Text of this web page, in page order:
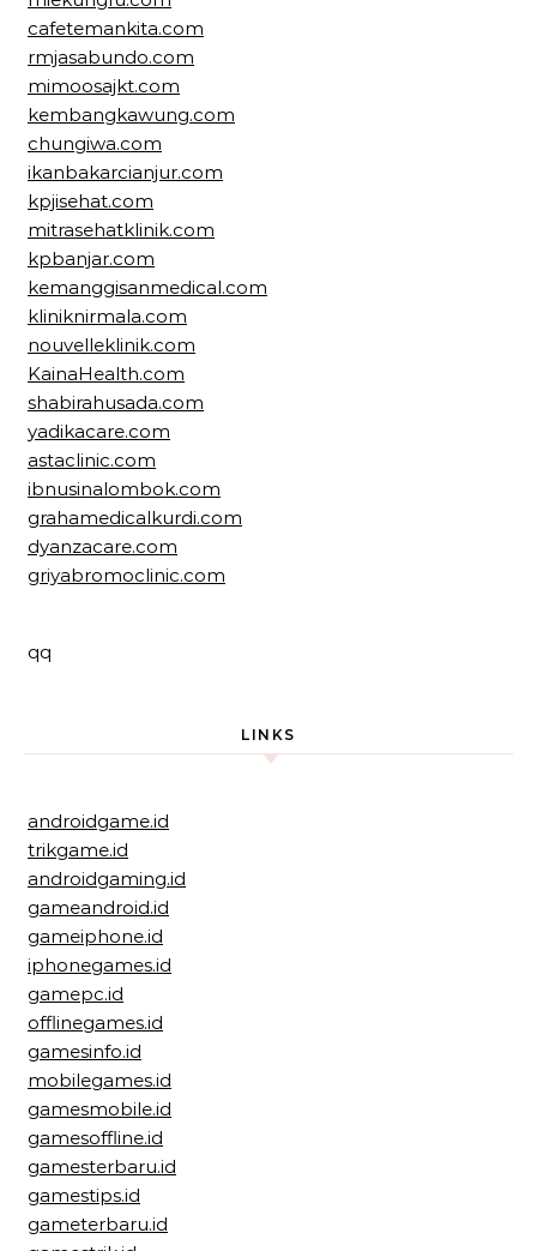
cafetemankita.com
rmjasabundo.com
mimoosajkt.com
kembangkawung.com
chungiwa.com
ikanbakarcianjur.com
kpjisehat.com
mitrasehatklinik.com
kpbanjar.com
kemanggisanmedical.com
kliniknirmala.com
nouvelleklinik.com
KainaHealth.com
shabirahusada.com
yadikacare.com
astaclinic.com
ibnusinalombok.com
grahamedicalkurdi.com
dyanzacare.com
griyabromoclinic.com
qq
LINKS
androidgame.id
trikgame.id
androidgaming.id
gameandroid.id
gameiphone.id
iphonegames.id
gamepc.id
offlinegames.id
gamesinfo.id
mobilegames.id
gamesmobile.id
gamesoffline.id
gamesterbaru.id
gamestips.id
gameterbaru.id